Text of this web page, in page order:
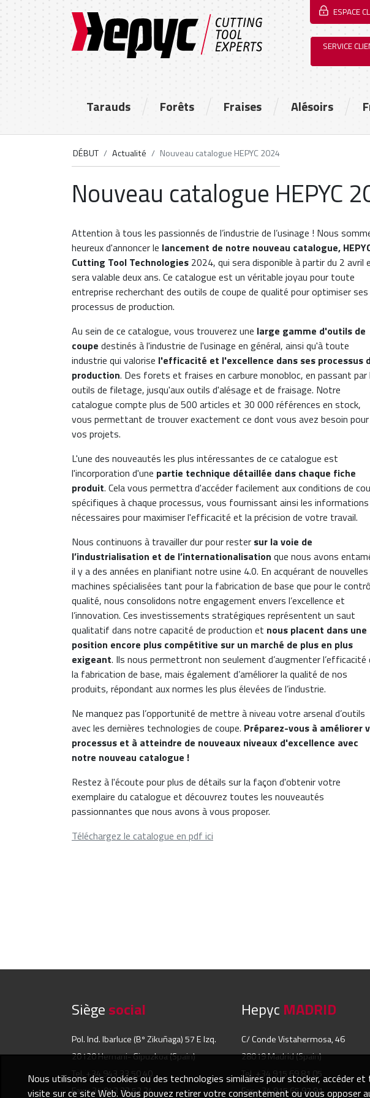
ESPACE
SERVICE
Tarauds Forêts Fraises Alésoirs
DÉBUT Actualité Nouveau catalogue HEPYC 2024
Nouveau catalogue HEPYC
Attention à tous les passionnés de l’industrie de l’usinage ! Nous
heureux d'annoncer le lancement de notre nouveau catalogue,
Cutting Tool Technologies 2024, qui sera disponible à partir du 2 avril
sera valable deux ans. Ce catalogue est un véritable joyau pour toute
entreprise recherchant des outils de coupe de qualité pour optimiser ses
processus de production.
Au sein de ce catalogue, vous trouverez une large gamme d'outils de
coupe destinés à l'industrie de l'usinage en général, ainsi qu'à toute
industrie qui valorise l'efficacité et l'excellence dans ses processus
production. Des forets et fraises en carbure monobloc, en passant par
outils de filetage, jusqu'aux outils d'alésage et de fraisage. Notre
catalogue compte plus de 500 articles et 30 000 références en stock,
vous permettant de trouver exactement ce dont vous avez besoin pour
vos projets.
L'une des nouveautés les plus intéressantes de ce catalogue est
l'incorporation d'une partie technique détaillée dans chaque fiche
produit. Cela vous permettra d'accéder facilement aux conditions de
spécifiques à chaque processus, vous fournissant ainsi les informations
nécessaires pour maximiser l'efficacité et la précision de votre travail.
Nous continuons à travailler dur pour rester sur la voie de
l’industrialisation et de l’internationalisation que nous avons
il y a des années en planifiant notre usine 4.0. En acquérant de nouvelles
machines spécialisées tant pour la fabrication de base que pour le
qualité, nous consolidons notre engagement envers l’excellence et
l’innovation. Ces investissements stratégiques représentent un saut
qualitatif dans notre capacité de production et nous placent dans une
position encore plus compétitive sur un marché de plus en plus
exigeant. Ils nous permettront non seulement d’augmenter l’efficacité
la fabrication de base, mais également d’améliorer la qualité de nos
produits, répondant aux normes les plus élevées de l’industrie.
Ne manquez pas l’opportunité de mettre à niveau votre arsenal d’outils
avec les dernières technologies de coupe. Préparez-vous à améliorer
processus et à atteindre de nouveaux niveaux d'excellence avec
notre nouveau catalogue !
Restez à l'écoute pour plus de détails sur la façon d'obtenir votre
exemplaire du catalogue et découvrez toutes les nouveautés
passionnantes que nous avons à vous proposer.
Téléchargez le catalogue en pdf ici
Siègesocial
Pol. Ind. Ibarluce (Bº Zikuñaga) 57 E Izq.
20120 Hernani- Gipuzkoa (Spain)
Tel. +34 943 33 50 40
Fax +34 943 33 52 24
Hepyc MADRID
C/ Conde Vistahermosa, 46
28019 Madrid (Spain)
Tel. +34 915 69 81 05
Fax +34 915 65 97 91
Nous utilisons des cookies ou des technologies similaires pour stocker, accéder
visite sur ce site Web. Vous pouvez retirer votre consentement ou vous opposer